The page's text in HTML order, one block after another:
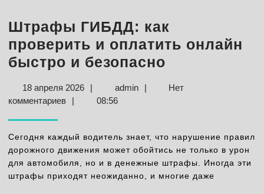
Штрафы ГИБДД: как
проверить и оплатить онлайн
быстро и безопасно
и
оплатить
онлайн
быстро
18 апреля 202618
апреля
| adminadmin
|
Нет
комментариев
| 08:56
Сегодня каждый водитель знает, что нарушение правил
дорожного движения может обойтись не только в урон
для автомобиля, но и в денежные штрафы. Иногда эти
штрафы приходят неожиданно, и многие даже